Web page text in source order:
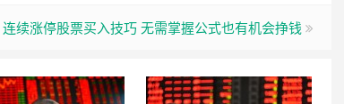
连续涨停股票买入技巧 无需掌握公式也有机会挣钱